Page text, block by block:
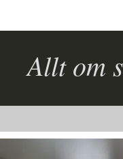
HEMNÄRA TJÄNSTER
BLOGG
Allt om